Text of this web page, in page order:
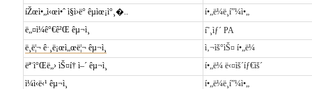
íŽœì•„ì‹œì•ˆ ì§ì›ë° êµìœ¡ì°¸�..
í•„ë¼ë¸í”¼ì•„
ë„¤ì¼ê°€ê²Œ êµ¬ì¸
í˜¸ìƒ´ PA
ë¸ë¦¬ ê·¸ë¡œì„œë¦¬ êµ¬ì¸
ì‚¬ìš°ìŠ¤ í•„ë¼
ëª¨ì°Œë„› ìŠ¤í† ì–´ êµ¬ì¸
í•„ë¼ ë‹¤ìš´íƒ€ìš´
ì¼ì‹ë‹¹ êµ¬ì¸
í•„ë¼ë¸í”¼ì•„